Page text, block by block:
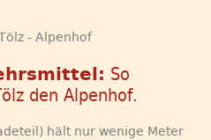
- Alpenhof
So
den Alpenhof.
hält nur wenige Meter